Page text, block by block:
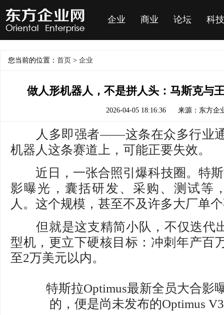
企业 商业 论坛 科技
您当前的位置： 首页 > 企业
做人形机器人，不是拼人头：马斯克与
2026-04-05 18:16:36 来源：东方企
人多即强者——这条在众多行业通
机器人这条赛道上，可能正要失效。
近日，一张合照引爆科技圈。特斯
影曝光，囊括研发、采购、测试等
人。这个规模，甚至不及许多大厂单
但就是这支精简小队，不仅迭代
型机，更立下硬核目标：冲刺年产百
至2万美元以内。
特斯拉Optimus最新全员大合影
的，便是尚未发布的Optimus